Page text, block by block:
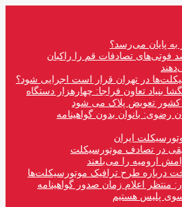
به پایان می‌رسد؟
کرد: 56 درصد فوتی‌های تصادفات قم را راکبان
در تهران قرار است اجرایی شود؟
بنیاد تعاون فراجا: چهارهزار دستگاه
کشور تعویض پلاک می شود
رضوی: بانوان بدون گواهینامه
ایران
در تصادف موتورسیکلت
ارومیه را می‌بلعند
درباره طرح ترافیک موتورسیکلت‌ها
منتظر اعلام زمان صدور گواهینامه
سوی پلیس هستیم